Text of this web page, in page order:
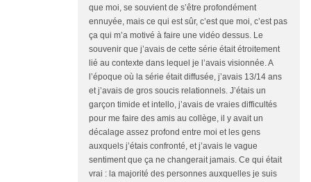
que moi, se souvient de s’être profondément
ennuyée, mais ce qui est sûr, c’est que moi, c’est pas
ça qui m’a motivé à faire une vidéo dessus. Le
souvenir que j’avais de cette série était étroitement
lié au contexte dans lequel je l’avais visionnée. A
l’époque où la série était diffusée, j’avais 13/14 ans
et j’avais de gros soucis relationnels. J’étais un
garçon timide et intello, j’avais de vraies difficultés
pour me faire des amis au collège, il y avait un
décalage assez profond entre moi et les gens
auxquels j’étais confronté, et j’avais le vague
sentiment que ça ne changerait jamais. Ce qui était
vrai : la majorité des personnes auxquelles je suis